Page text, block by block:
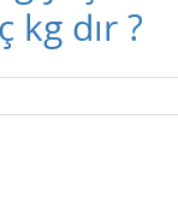
kg dır ?